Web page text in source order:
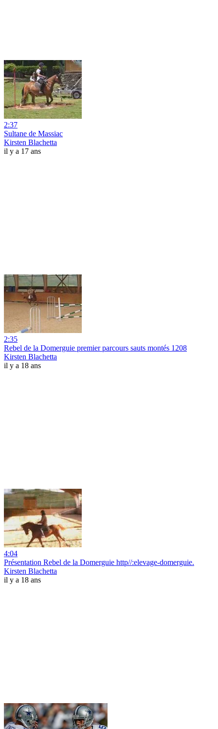
2:37
Sultane de Massiac
Kirsten Blachetta
il y a 17 ans
2:35
Rebel de la Domerguie premier parcours sauts montés 1208
Kirsten Blachetta
il y a 18 ans
4:04
Présentation Rebel de la Domerguie http//:elevage-domerguie.
Kirsten Blachetta
il y a 18 ans